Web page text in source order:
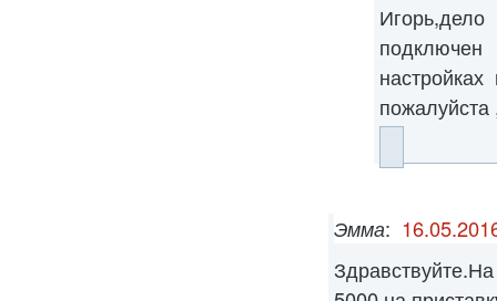
пожалуйста
Эмма: